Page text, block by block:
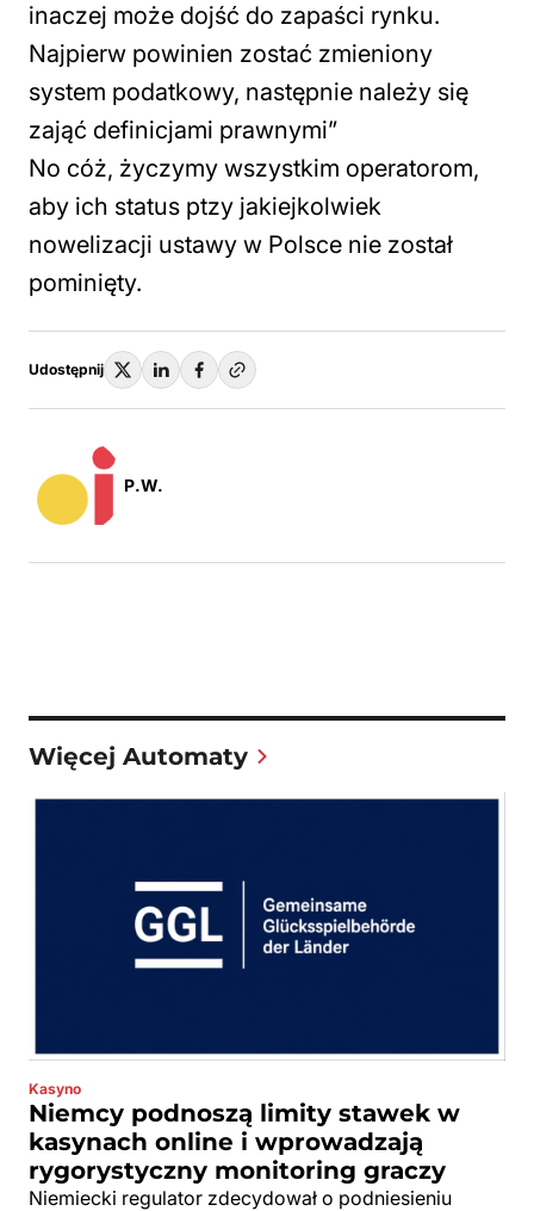
inaczej może dojść do zapaści rynku.
Najpierw powinien zostać zmieniony
system podatkowy, następnie należy się
zająć definicjami prawnymi”
No cóż, życzymy wszystkim operatorom,
aby ich status ptzy jakiejkolwiek
nowelizacji ustawy w Polsce nie został
pominięty.
Udostępnij
P.W.
Więcej Automaty
Kasyno
Niemcy podnoszą limity stawek w
kasynach online i wprowadzają
rygorystyczny monitoring graczy
Niemiecki regulator zdecydował o podniesieniu